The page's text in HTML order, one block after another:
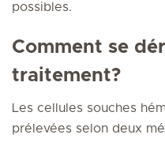
possibles.
Comment se
traitement?
Les cellules souches
prélevées selon deux